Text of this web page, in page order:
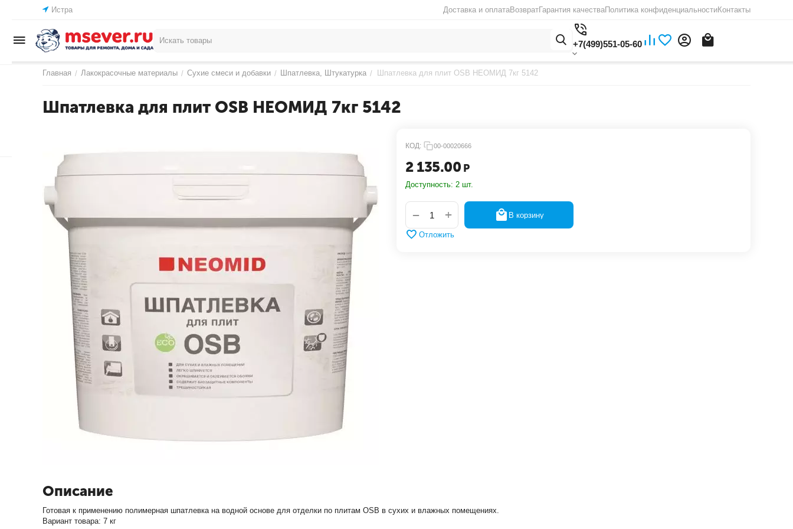
Истра Доставка и оплатаВозвратГарантия качестваПолитика конфиденциальностиКонтакты
+7(499)551-05-60
Главная / Лакокрасочные материалы / Сухие смеси и добавки / Шпатлевка, Штукатурка / Шпатлевка для плит OSB НЕОМИД 7кг 5142
Шпатлевка для плит OSB НЕОМИД 7кг 5142
КОД: 00-00020666
2 135.00 Р
Доступность: 2 шт.
+
− В корзину
Отложить
Описание
Готовая к применению полимерная шпатлевка на водной основе для отделки по плитам ОSB в сухих и влажных помещениях.
Вариант товара: 7 кг